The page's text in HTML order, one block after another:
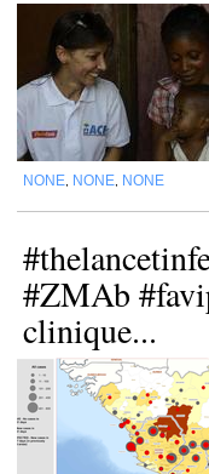
NONE NONE NONE
#ZMAb
clinique...